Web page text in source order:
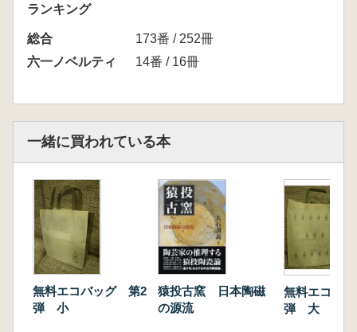
ランキング
総合
173番 / 252冊
六一ノベルティ
14番 / 16冊
一緒に買われている本
無料エコバッグ 第2
弾 小
猿投古窯 日本陶磁
の源流
無料エコバ
弾 大